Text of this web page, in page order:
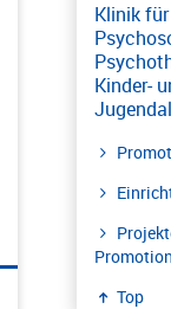
Klinik
Kinder-
Top